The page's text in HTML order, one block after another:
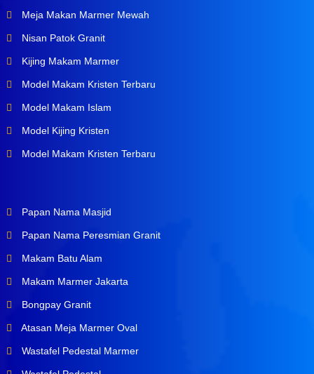
Meja Makan Marmer Mewah
Nisan Patok Granit
Kijing Makam Marmer
Model Makam Kristen Terbaru
Model Makam Islam
Model Kijing Kristen
Model Makam Kristen Terbaru
Papan Nama Masjid
Papan Nama Peresmian Granit
Makam Batu Alam
Makam Marmer Jakarta
Bongpay Granit
Atasan Meja Marmer Oval
Wastafel Pedestal Marmer